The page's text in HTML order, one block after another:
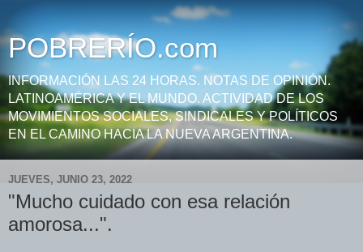
POBRERÍO.com
INFORMACIÓN LAS 24 HORAS. NOTAS DE OPINIÓN.
LATINOAMÉRICA Y EL MUNDO. ACTIVIDAD DE LOS
MOVIMIENTOS SOCIALES, SINDICALES Y POLÍTICOS
EN EL CAMINO HACIA LA NUEVA ARGENTINA.
JUEVES, JUNIO 23, 2022
"Mucho cuidado con esa relación
amorosa...".